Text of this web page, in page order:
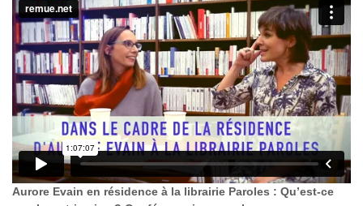
Aurore Evain en résidence à la librairie Paroles : Qu’est-ce